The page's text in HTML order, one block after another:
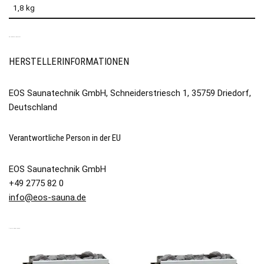
1,8 kg
HERSTELLERINFORMATIONEN
EOS Saunatechnik GmbH, Schneiderstriesch 1, 35759 Driedorf,
Deutschland
Verantwortliche Person in der EU
EOS Saunatechnik GmbH
+49 2775 82 0
info@eos-sauna.de